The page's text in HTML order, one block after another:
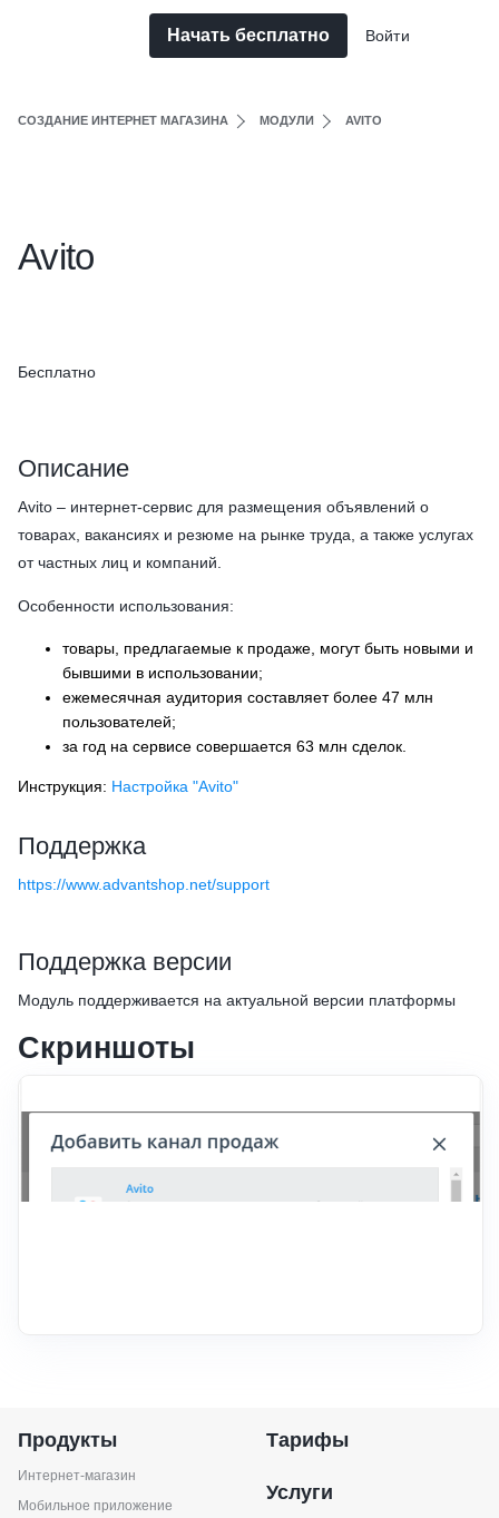
Начать бесплатно Войти
СОЗДАНИЕ ИНТЕРНЕТ МАГАЗИНА МОДУЛИ AVITO
Avito
Бесплатно
Описание
Avito – интернет-сервис для размещения объявлений о
товарах, вакансиях и резюме на рынке труда, а также услугах
от частных лиц и компаний.
Особенности использования:
товары, предлагаемые к продаже, могут быть новыми и
бывшими в использовании;
ежемесячная аудитория составляет более 47 млн
пользователей;
за год на сервисе совершается 63 млн сделок.
Инструкция: Настройка "Avito"
Поддержка
https://www.advantshop.net/support
Поддержка версии
Модуль поддерживается на актуальной версии платформы
Скриншоты
Продукты
Интернет-магазин
Мобильное приложение
Тарифы
Услуги